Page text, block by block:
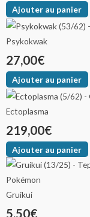
Ajouter au panier
Psykokwak
27,00€
Ajouter au panier
Ectoplasma
219,00€
Ajouter au panier
Gruikui
5,50€